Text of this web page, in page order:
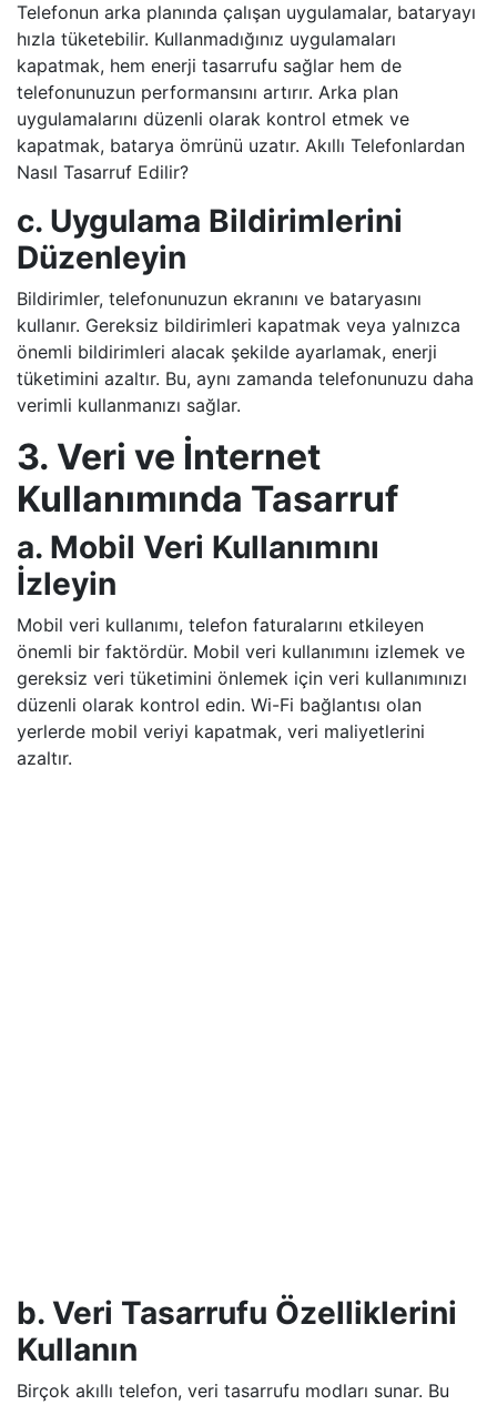
Telefonun arka planında çalışan uygulamalar, bataryayı
hızla tüketebilir. Kullanmadığınız uygulamaları
kapatmak, hem enerji tasarrufu sağlar hem de
telefonunuzun performansını artırır. Arka plan
uygulamalarını düzenli olarak kontrol etmek ve
kapatmak, batarya ömrünü uzatır. Akıllı Telefonlardan
Nasıl Tasarruf Edilir?
c. Uygulama Bildirimlerini
Düzenleyin
Bildirimler, telefonunuzun ekranını ve bataryasını
kullanır. Gereksiz bildirimleri kapatmak veya yalnızca
önemli bildirimleri alacak şekilde ayarlamak, enerji
tüketimini azaltır. Bu, aynı zamanda telefonunuzu daha
verimli kullanmanızı sağlar.
3. Veri ve İnternet
Kullanımında Tasarruf
a. Mobil Veri Kullanımını
İzleyin
Mobil veri kullanımı, telefon faturalarını etkileyen
önemli bir faktördür. Mobil veri kullanımını izlemek ve
gereksiz veri tüketimini önlemek için veri kullanımınızı
düzenli olarak kontrol edin. Wi-Fi bağlantısı olan
yerlerde mobil veriyi kapatmak, veri maliyetlerini
azaltır.
b. Veri Tasarrufu Özelliklerini
Kullanın
Birçok akıllı telefon, veri tasarrufu modları sunar. Bu